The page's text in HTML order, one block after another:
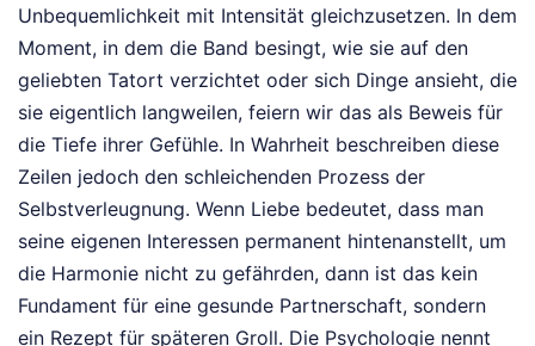
Unbequemlichkeit mit Intensität gleichzusetzen. In dem
Moment, in dem die Band besingt, wie sie auf den
geliebten Tatort verzichtet oder sich Dinge ansieht, die
sie eigentlich langweilen, feiern wir das als Beweis für
die Tiefe ihrer Gefühle. In Wahrheit beschreiben diese
Zeilen jedoch den schleichenden Prozess der
Selbstverleugnung. Wenn Liebe bedeutet, dass man
seine eigenen Interessen permanent hintenanstellt, um
die Harmonie nicht zu gefährden, dann ist das kein
Fundament für eine gesunde Partnerschaft, sondern
ein Rezept für späteren Groll. Die Psychologie nennt